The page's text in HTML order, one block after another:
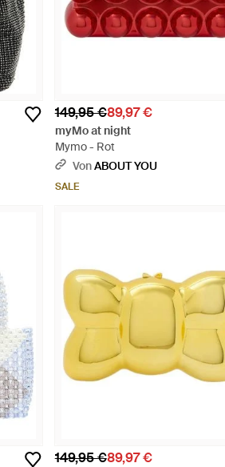
149,95 €89,97 €
myMo at night
Mymo - Rot
VonABOUT YOU
SALE
149,95 €89,97 €